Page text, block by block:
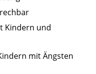
Kindern und
mit Ängsten